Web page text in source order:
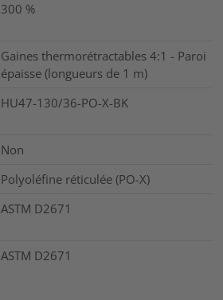
300 %
Gaines thermorétractables 4:1 - Paroi
épaisse (longueurs de 1 m)
HU47-130/36-PO-X-BK
Non
Polyoléfine réticulée (PO-X)
ASTM D2671
ASTM D2671